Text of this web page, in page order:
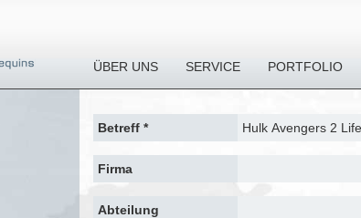
ÜBER UNS SERVICE PORTFOLIO
Betreff *
Firma
Abteilung